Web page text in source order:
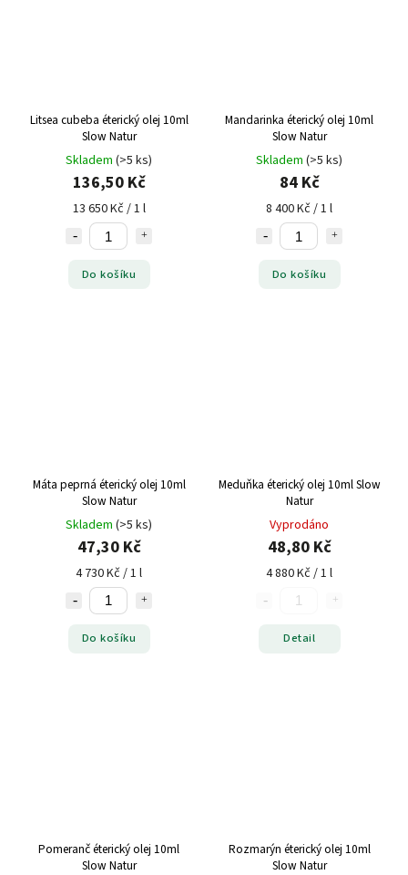
Litsea cubeba éterický olej 10ml
Slow Natur
Skladem (>5 ks)
136,50 Kč
13 650 Kč / 1 l
Do košíku
Mandarinka éterický olej 10ml
Slow Natur
Skladem (>5 ks)
84 Kč
8 400 Kč / 1 l
Do košíku
Máta peprná éterický olej 10ml
Slow Natur
Skladem (>5 ks)
47,30 Kč
4 730 Kč / 1 l
Do košíku
Meduňka éterický olej 10ml Slow
Natur
Vyprodáno
48,80 Kč
4 880 Kč / 1 l
Detail
Pomeranč éterický olej 10ml
Slow Natur
Rozmarýn éterický olej 10ml
Slow Natur